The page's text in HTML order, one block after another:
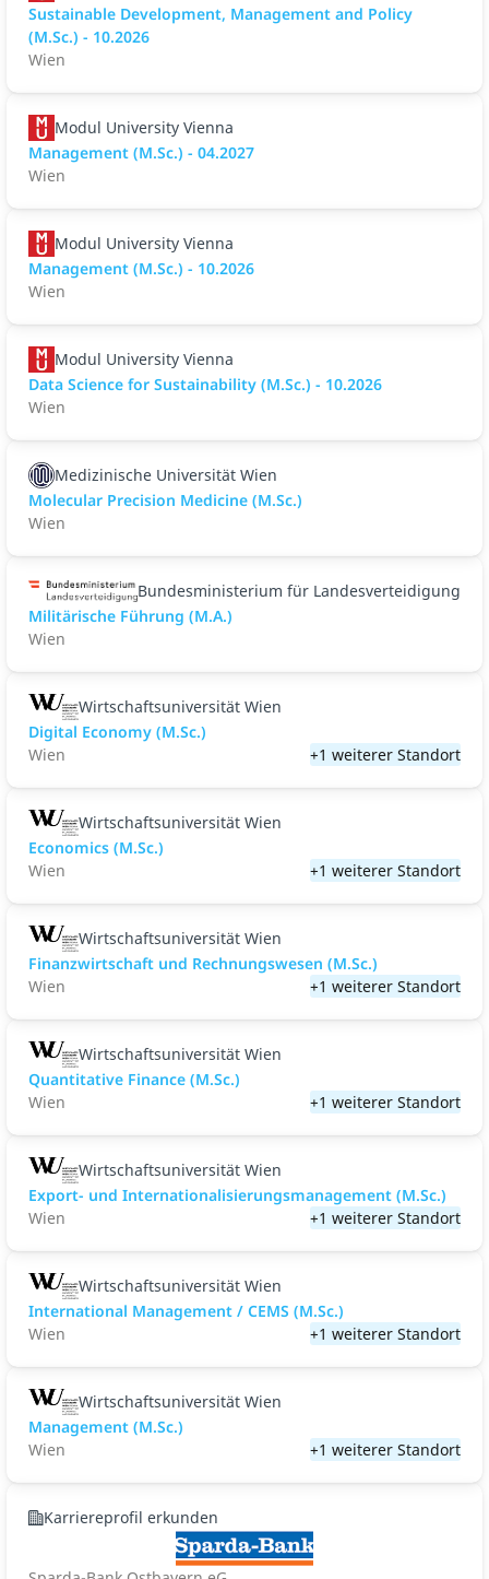
Sustainable Development, Management and Policy
(M.Sc.) - 10.2026
Wien
Modul University Vienna
Management (M.Sc.) - 04.2027
Wien
Modul University Vienna
Management (M.Sc.) - 10.2026
Wien
Modul University Vienna
Data Science for Sustainability (M.Sc.) - 10.2026
Wien
Medizinische Universität Wien
Molecular Precision Medicine (M.Sc.)
Wien
Bundesministerium für Landesverteidigung
Militärische Führung (M.A.)
Wien
Wirtschaftsuniversität Wien
Digital Economy (M.Sc.)
Wien
+1 weiterer Standort
Wirtschaftsuniversität Wien
Economics (M.Sc.)
Wien
+1 weiterer Standort
Wirtschaftsuniversität Wien
Finanzwirtschaft und Rechnungswesen (M.Sc.)
Wien
+1 weiterer Standort
Wirtschaftsuniversität Wien
Quantitative Finance (M.Sc.)
Wien
+1 weiterer Standort
Wirtschaftsuniversität Wien
Export- und Internationalisierungsmanagement (M.Sc.)
Wien
+1 weiterer Standort
Wirtschaftsuniversität Wien
International Management / CEMS (M.Sc.)
Wien
+1 weiterer Standort
Wirtschaftsuniversität Wien
Management (M.Sc.)
Wien
+1 weiterer Standort
Karriereprofil erkunden